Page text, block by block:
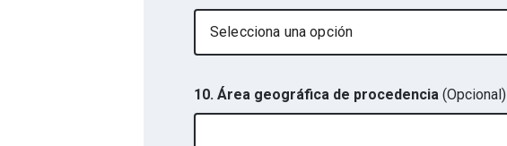
Selecciona una opción
10. Área geográfica de procedencia (Opcional)